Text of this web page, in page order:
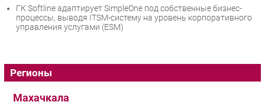
ГК Softline адаптирует SimpleOne под собственные бизнес-
процессы, выводя ITSM-систему на уровень корпоративного
управления услугами (ESM)
Регионы
Махачкала